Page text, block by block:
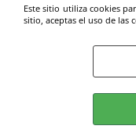
Este sitio utiliza cookies
sitio, aceptas el uso de las